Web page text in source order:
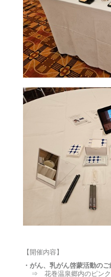
【開催内容】
・がん、乳がん啓蒙活動のご
⇒ 花巻温泉郷内のピンク